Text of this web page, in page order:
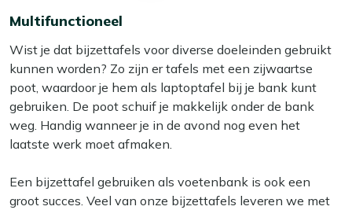
Multifunctioneel
Wist je dat bijzettafels voor diverse doeleinden gebruikt
kunnen worden? Zo zijn er tafels met een zijwaartse
poot, waardoor je hem als laptoptafel bij je bank kunt
gebruiken. De poot schuif je makkelijk onder de bank
weg. Handig wanneer je in de avond nog even het
laatste werk moet afmaken.
Een bijzettafel gebruiken als voetenbank is ook een
groot succes. Veel van onze bijzettafels leveren we met